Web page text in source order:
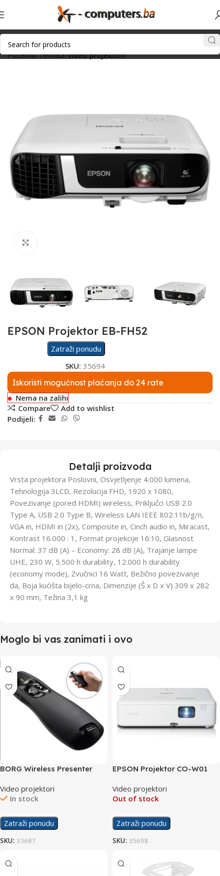
Početna Tehnika Video projektori
EPSON Projektor EB-FH52
Zatraži ponudu
SKU: 35694
Iskoristi mogućnost plaćanja do 24 rate
Nema na zalihi
Compare
Add to wishlist
Podijeli:
Detalji proizvoda
Vrsta projektora Poslovni, Osvjetljenje 4.000 lumena,
Tehnologija 3LCD, Rezolucija FHD, 1920 x 1080,
Povezivanje (pored HDMI) wireless, Priključci USB 2.0
Type A, USB 2.0 Type B, Wireless LAN IEEE 802.11b/g/n,
VGA in, HDMI in (2x), Composite in, Cinch audio in, Miracast,
Kontrast 16.000 : 1, Format projekcije 16:10, Glasnost
Normal: 37 dB (A) – Economy: 28 dB (A), Trajanje lampe
UHE, 230 W, 5.500 h durability, 12.000 h durability
(economy mode), Zvučnici 16 Watt, Bežično povezivanje
da, Boja kućišta bijelo-crna, Dimenzije (Š x D x V) 309‎ x 282
x 90 mm, Težina 3,1 kg
Moglo bi vas zanimati i ovo
BORG Wireless Presenter
Video projektori
In stock
Zatraži ponudu
SKU: 33687
EPSON Projektor CO-W01
Video projektori
Out of stock
Zatraži ponudu
SKU: 35698